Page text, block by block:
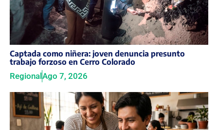
Captada como niñera: joven denuncia presunto
trabajo forzoso en Cerro Colorado
Regional Ago 7, 2026